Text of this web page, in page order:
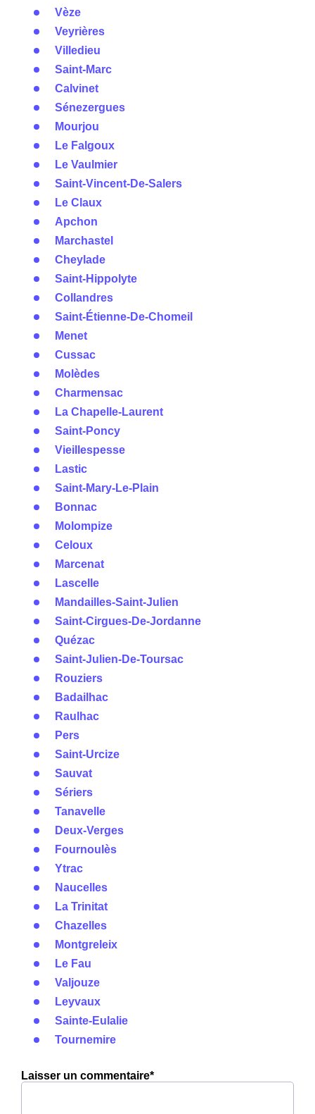
Vèze
Veyrières
Villedieu
Saint-Marc
Calvinet
Sénezergues
Mourjou
Le Falgoux
Le Vaulmier
Saint-Vincent-De-Salers
Le Claux
Apchon
Marchastel
Cheylade
Saint-Hippolyte
Collandres
Saint-Étienne-De-Chomeil
Menet
Cussac
Molèdes
Charmensac
La Chapelle-Laurent
Saint-Poncy
Vieillespesse
Lastic
Saint-Mary-Le-Plain
Bonnac
Molompize
Celoux
Marcenat
Lascelle
Mandailles-Saint-Julien
Saint-Cirgues-De-Jordanne
Quézac
Saint-Julien-De-Toursac
Rouziers
Badailhac
Raulhac
Pers
Saint-Urcize
Sauvat
Sériers
Tanavelle
Deux-Verges
Fournoulès
Ytrac
Naucelles
La Trinitat
Chazelles
Montgreleix
Le Fau
Valjouze
Leyvaux
Sainte-Eulalie
Tournemire
Laisser un commentaire*